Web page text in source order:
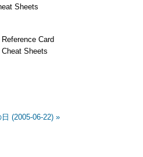
Sheets
Card
Sheets
日 (2005-06-22) »